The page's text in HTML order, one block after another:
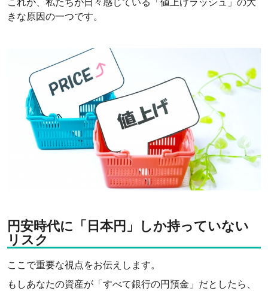
これが、私たちが日々感じている「値上げラッシュ」の大
きな原因の一つです。
円安時代に「日本円」しか持っていない
リスク
ここで重要な視点をお伝えします。
もしあなたの資産が「すべて銀行の円預金」だとしたら、